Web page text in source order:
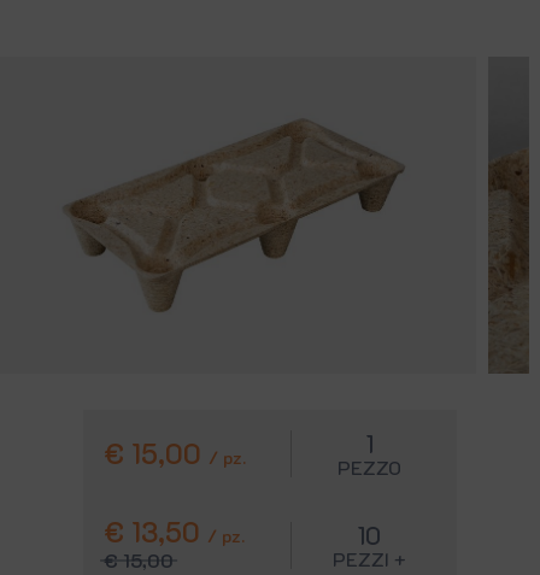
€ 15,00 / pz. 1
PEZZO
€ 13,50 / pz.
€ 15,00
10
PEZZI +